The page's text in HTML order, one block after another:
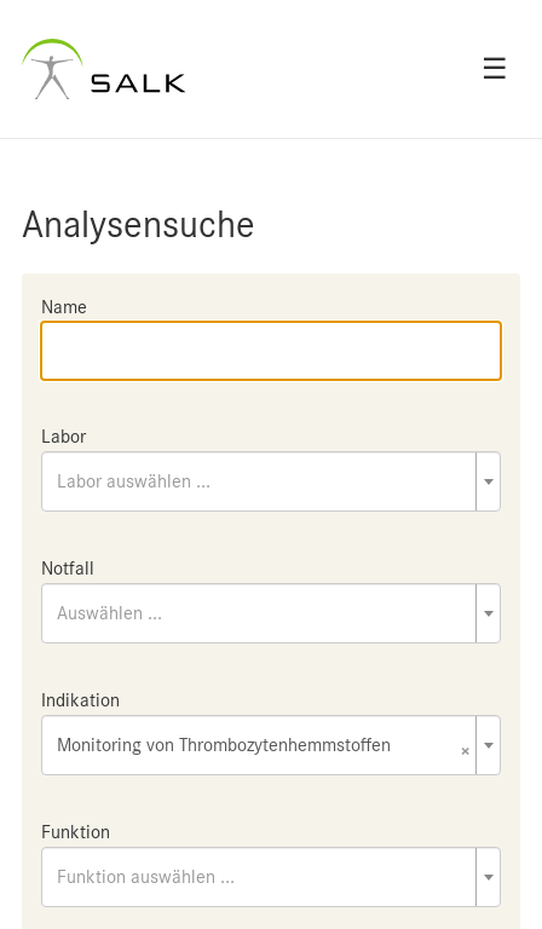
☰
Analysensuche
Name
Labor
Labor auswählen ...
Notfall
Auswählen ...
Indikation
×
Monitoring von Thrombozytenhemmstoffen
Funktion
Funktion auswählen ...